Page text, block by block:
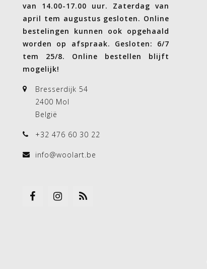
van 14.00-17.00 uur. Zaterdag van
april tem augustus gesloten. Online
bestelingen kunnen ook opgehaald
worden op afspraak. Gesloten: 6/7
tem 25/8. Online bestellen blijft
mogelijk!
Bresserdijk 54
2400 Mol
België
+32 476 60 30 22
info@woolart.be